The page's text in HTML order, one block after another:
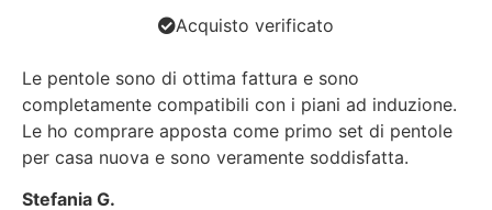
Acquisto verificato
Le pentole sono di ottima fattura e sono
completamente compatibili con i piani ad induzione.
Le ho comprare apposta come primo set di pentole
per casa nuova e sono veramente soddisfatta.
Stefania G.